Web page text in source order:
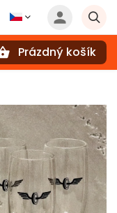
Prázdný košík